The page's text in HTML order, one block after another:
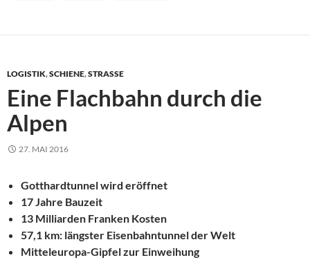
LOGISTIK,SCHIENE,STRASSE
Eine Flachbahn durch die
Alpen
27. MAI 2016
Gotthardtunnel wird eröffnet
17 Jahre Bauzeit
13 Milliarden Franken Kosten
57,1 km: längster Eisenbahntunnel der Welt
Mitteleuropa-Gipfel zur Einweihung